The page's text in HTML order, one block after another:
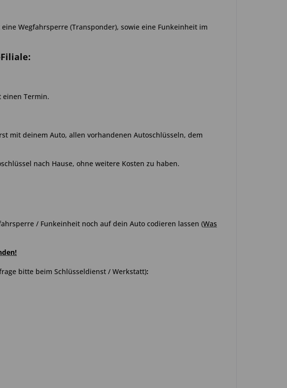
Wegfahrsperre (Transponder), sowie eine Funkeinheit im
einen Termin.
mit deinem Auto, allen vorhandenen Autoschlüsseln, dem
nach Hause, ohne weitere Kosten zu haben.
/ Funkeinheit noch auf dein Auto codieren lassen (Was
!
bitte beim Schlüsseldienst / Werkstatt):